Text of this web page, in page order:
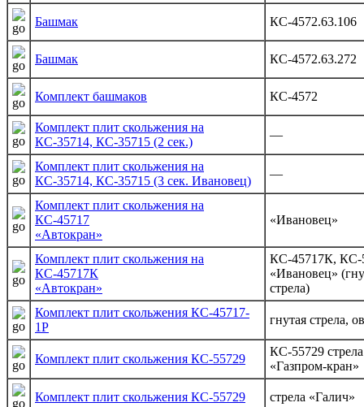
Башмак КС-4572.63.106
Башмак КС-4572.63.272
Комплект башмаков КС-4572
Комплект плит скольжения на
КС-35714, КС-35715 (2 сек.)
—
Комплект плит скольжения на
КС-35714, КС-35715 (3 сек. Ивановец)
—
Комплект плит скольжения на
КС-45717
«Автокран»
«Ивановец»
Комплект плит скольжения на
КС-45717К
«Автокран»
КС-45717К, КС-
«Ивановец»
стрела)
Комплект плит скольжения КС-45717-
1Р
гнутая стрела,
Комплект плит скольжения КС-55729
КС-55729 стрела
«Газпром-кран»
Комплект плит скольжения КС-55729 стрела «Галич»